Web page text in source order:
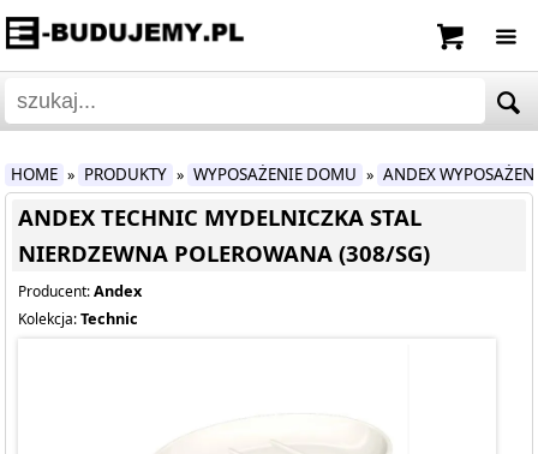
HOME » PRODUKTY » WYPOSAŻENIE DOMU » ANDEX
ANDEX TECHNIC MYDELNICZKA STAL
NIERDZEWNA POLEROWANA (308/SG)
Producent:Andex
Kolekcja:Technic